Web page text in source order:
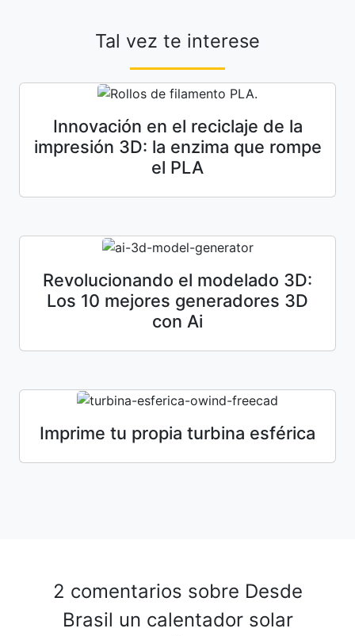
Tal vez te interese
Innovación en el reciclaje de la
impresión 3D: la enzima que rompe
el PLA
Revolucionando el modelado 3D:
Los 10 mejores generadores 3D
con Ai
Imprime tu propia turbina esférica
2 comentarios sobre Desde
Brasil un calentador solar